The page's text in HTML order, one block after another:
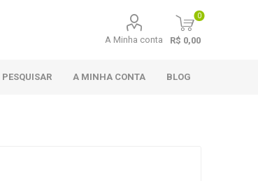
A Minha conta
0
R$ 0,00
PESQUISAR A MINHA CONTA BLOG